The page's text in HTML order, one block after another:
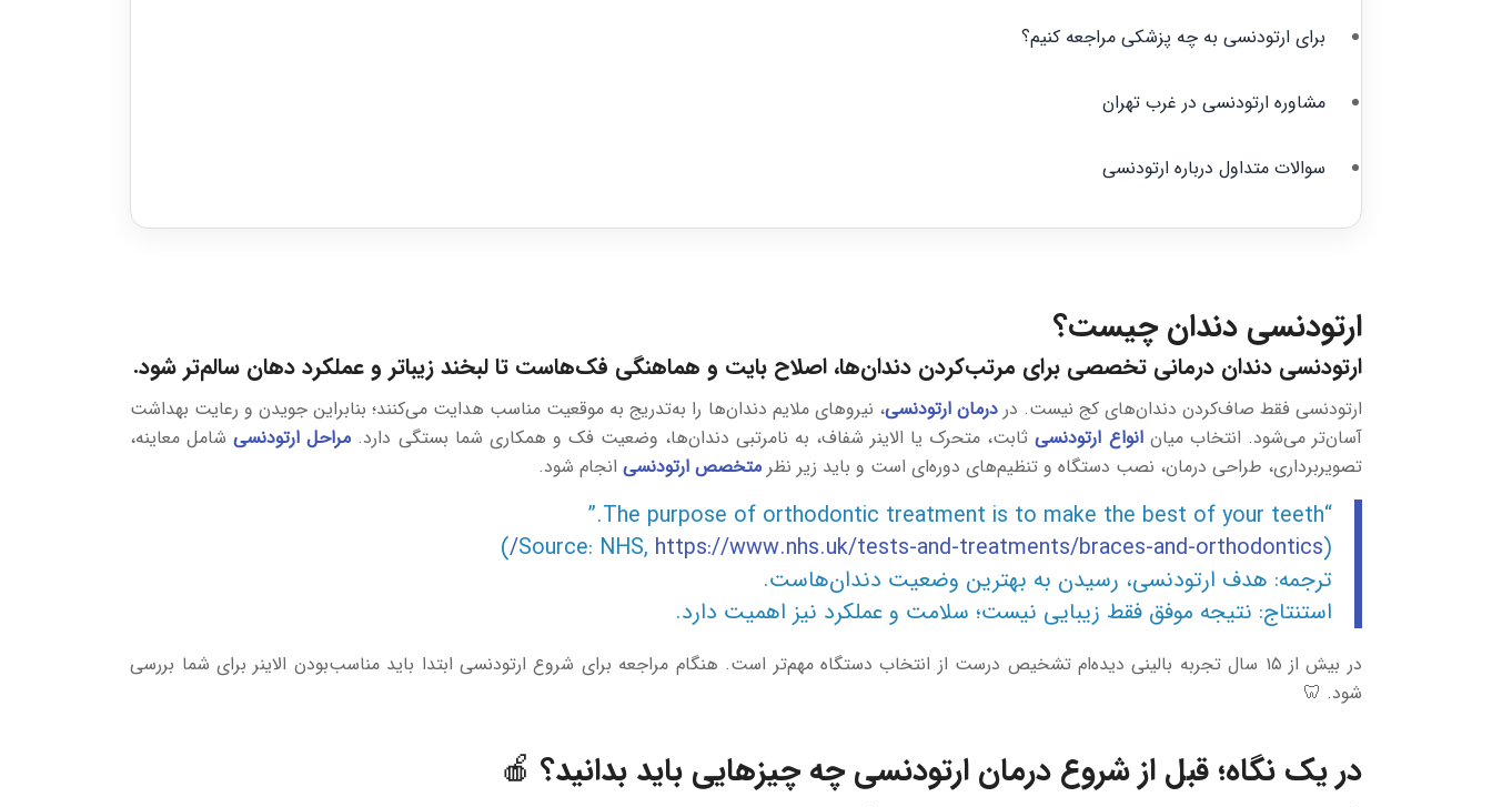
برای ارتودنسی به چه پزشکی مراجعه کنیم؟
مشاوره ارتودنسی در غرب تهران
سوالات متداول درباره ارتودنسی
ارتودنسی دندان چیست؟
ارتودنسی دندان درمانی تخصصی برای مرتب‌کردن دندان‌ها، اصلاح بایت و هماهنگی فک‌هاست تا لبخند زیباتر و عملکرد دهان سالم‌تر شود.
ارتودنسی فقط صاف‌کردن دندان‌های کج نیست. دردرمان ارتودنسی، نیروهای ملایم دندان‌ها را به‌تدریج به موقعیت مناسب هدایت می‌کنند؛ بنابراین جویدن و رعایت بهداشت
آسان‌تر می‌شود. انتخاب میانانواع ارتودنسیثابت، متحرک یا الاینر شفاف، به نامرتبی دندان‌ها، وضعیت فک و همکاری شما بستگی دارد. مراحل ارتودنسیشامل معاینه،
تصویربرداری، طراحی درمان، نصب دستگاه و تنظیم‌های دوره‌ای است و باید زیر نظرمتخصص ارتودنسی انجام شود.
“The purpose of orthodontic treatment is to make the best of your teeth.”
(Source: NHS,
https://www.nhs.uk/tests-and-treatments/braces-and-orthodontics/
)
ترجمه: هدف ارتودنسی، رسیدن به بهترین وضعیت دندان‌هاست.
استنتاج: نتیجه موفق فقط زیبایی نیست؛ سلامت و عملکرد نیز اهمیت دارد.
در بیش از ۱۵ سال تجربه بالینی دیده‌ام تشخیص درست از انتخاب دستگاه مهم‌تر است. هنگام مراجعه برای شروع ارتودنسی ابتدا باید مناسب‌بودن الاینر برای شما بررسی
شود. 🦷
در یک نگاه؛ قبل از شروع درمان ارتودنسی چه چیزهایی باید بدانید؟ 🍎